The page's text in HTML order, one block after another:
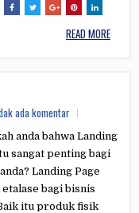
READ MORE
ada komentar
anda bahwa Landing
sangat penting bagi
Landing Page
etalase bagi bisnis
itu produk fisik